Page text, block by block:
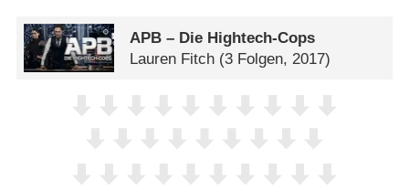
APB – Die Hightech-Cops
Lauren Fitch (3 Folgen, 2017)